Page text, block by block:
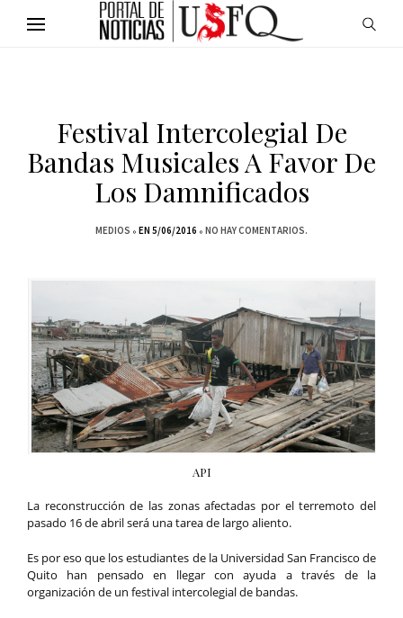
Festival Intercolegial De
Bandas Musicales A Favor De
Los Damnificados
MEDIOS EN 5/06/2016 NO HAY COMENTARIOS.
API
La reconstrucción de las zonas afectadas por el terremoto del
pasado 16 de abril será una tarea de largo aliento.
Es por eso que los estudiantes de la Universidad San Francisco de
Quito han pensado en llegar con ayuda a través de la
organización de un festival intercolegial de bandas.